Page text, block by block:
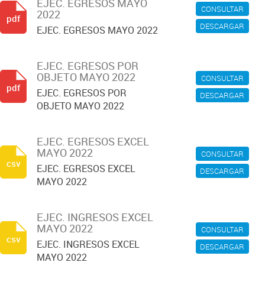
CONSULTAR
DESCARGAR
EJEC. EGRESOS MAYO
2022
EJEC. EGRESOS MAYO 2022
pdf
CONSULTAR
DESCARGAR
EJEC. EGRESOS POR
OBJETO MAYO 2022
EJEC. EGRESOS POR
OBJETO MAYO 2022
pdf
CONSULTAR
DESCARGAR
EJEC. EGRESOS EXCEL
MAYO 2022
EJEC. EGRESOS EXCEL
MAYO 2022
csv
CONSULTAR
DESCARGAR
EJEC. INGRESOS EXCEL
MAYO 2022
EJEC. INGRESOS EXCEL
MAYO 2022
csv